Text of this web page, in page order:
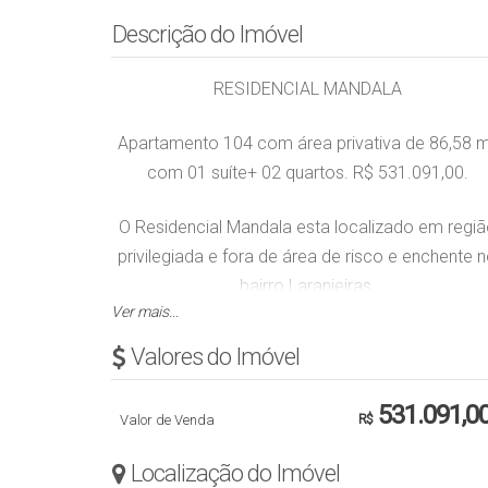
Descrição do Imóvel
RESIDENCIAL MANDALA
Apartamento 104 com área privativa de 86,58
com 01 suíte+ 02 quartos. R$ 531.091,00.
O Residencial Mandala esta localizado em
privilegiada e fora de área de risco e enchente
bairro Laranjeiras,
à 5 minutos do Centro de Rio do Sul.
Ver mais...
Valores do Imóvel
R$
Valor de Venda
Localização do Imóvel